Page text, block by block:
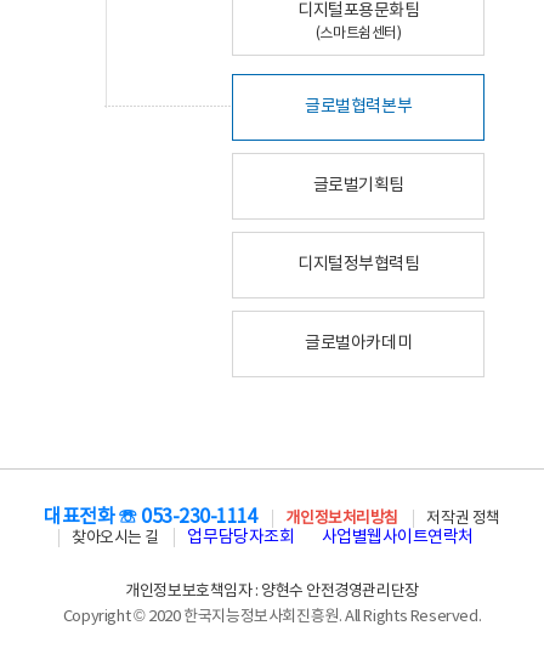
디지털포용문화팀
(스마트쉼센터)
글로벌협력본부
글로벌기획팀
디지털정부협력팀
글로벌아카데미
대표전화 ☏ 053-230-1114 개인정보처리방침
저작권 정책
찾아오시는 길
업무담당자조회 사업별웹사이트연락처
개인정보보호책임자 : 양현수 안전경영관리단장
Copyright © 2020 한국지능정보사회진흥원. All Rights Reserved.